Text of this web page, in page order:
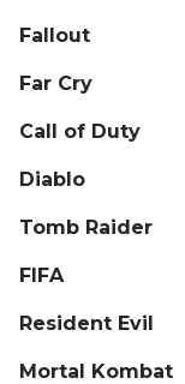
Fallout
Far Cry
Call of Duty
Diablo
Tomb Raider
FIFA
Resident Evil
Mortal Kombat